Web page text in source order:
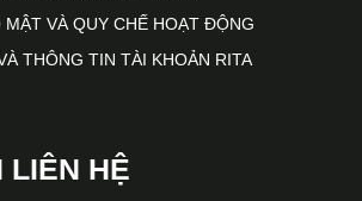
MẬT VÀ QUY CHẾ HOẠT ĐỘNG
THÔNG TIN TÀI KHOẢN RITA
LIÊN HỆ